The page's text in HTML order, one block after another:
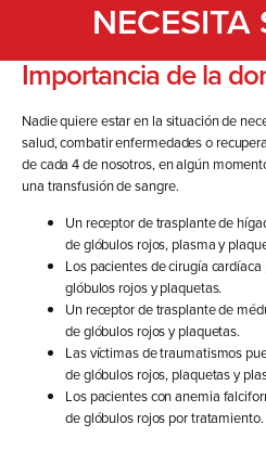
NECESITA
Importancia de la
Nadie quiere estar en la situación de
salud, combatir enfermedades o
de cada 4 de nosotros, en algún
una transfusión de sangre.
Un receptor de trasplante de
de glóbulos rojos, plasma y
Los pacientes de cirugía
glóbulos rojos y plaquetas.
Un receptor de trasplante de
de glóbulos rojos y plaquetas.
Las víctimas de traumatismos
de glóbulos rojos, plaquetas y
Los pacientes con anemia
de glóbulos rojos por tratamiento.